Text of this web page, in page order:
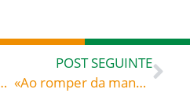
Por Dom Rafael Biernaski
POST SEGUINTE
«Ao romper da manhã, Jesus apresentou-Se na margem» – São Gregório Magno (c. 540-604) papa, doutor da Igreja Homilias sobre o Evangelho, n.º 24